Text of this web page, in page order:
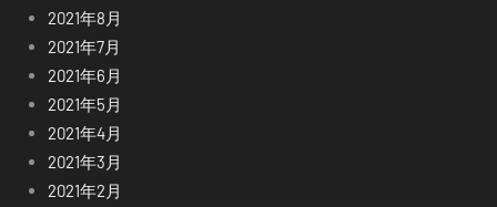
2021年8月
2021年7月
2021年6月
2021年5月
2021年4月
2021年3月
2021年2月